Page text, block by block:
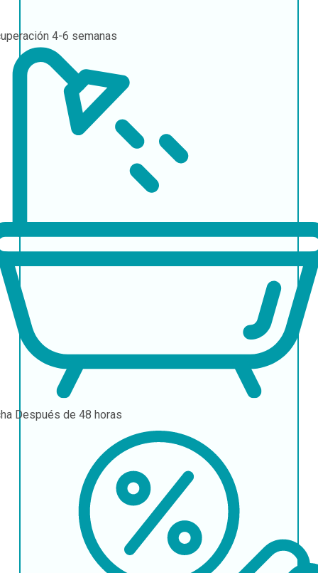
4-6 semanas
Después de 48 horas